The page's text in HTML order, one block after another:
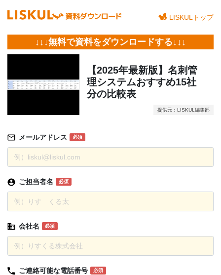
LISKULトップ
↓↓↓無料で資料をダウンロードする↓↓↓
【2025年最新版】名刺管
理システムおすすめ15社
分の比較表
提供元：LISKUL編集部
メールアドレス 必須
ご担当者名 必須
会社名 必須
ご連絡可能な電話番号 必須